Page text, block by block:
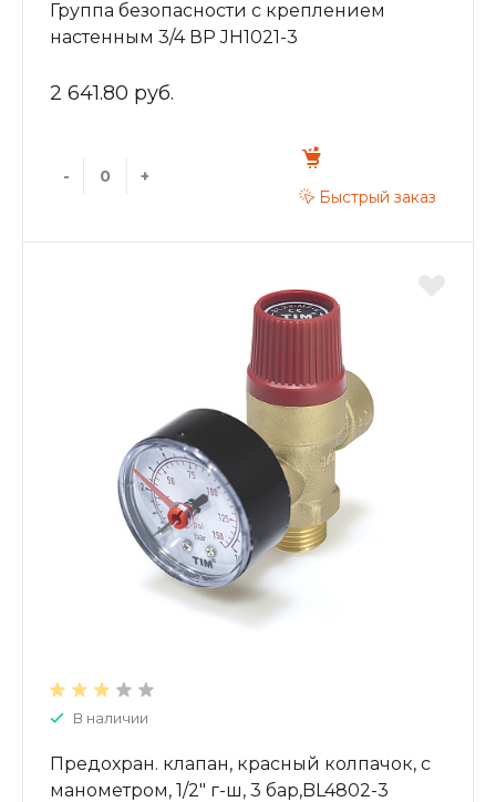
Группа безопасности с креплением
настенным 3/4 ВР JH1021-3
2 641.80 руб.
-
+
Быстрый заказ
В наличии
Предохран. клапан, красный колпачок, с
манометром, 1/2" г-ш, 3 бар,BL4802-3